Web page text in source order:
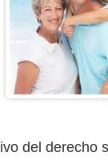
del derecho